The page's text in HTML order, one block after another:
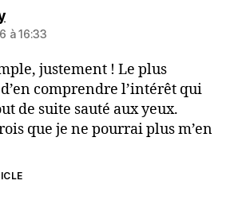
dit :
à 16:33
justement ! Le plus
comprendre l’intérêt qui
de suite sauté aux yeux.
que je ne pourrai plus m’en